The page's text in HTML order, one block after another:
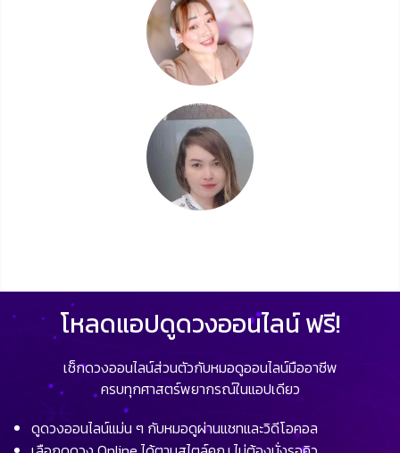
โหลดแอปดูดวงออนไลน์ ฟรี!
เช็กดวงออนไลน์ส่วนตัวกับหมอดูออนไลน์มืออาชีพ
ครบทุกศาสตร์พยากรณ์ในแอปเดียว
ดูดวงออนไลน์แม่น ๆ กับหมอดูผ่านแชทและวิดีโอคอล